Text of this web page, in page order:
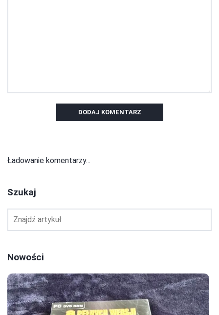
DODAJ KOMENTARZ
Ładowanie komentarzy...
Szukaj
Nowości